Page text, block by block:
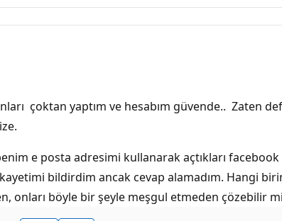
çoktan yaptım ve hesabım güvende.. Zaten
e posta adresimi kullanarak açtıkları
bildirdim ancak cevap alamadım. Hangi
onları böyle bir şeyle meşgul etmeden